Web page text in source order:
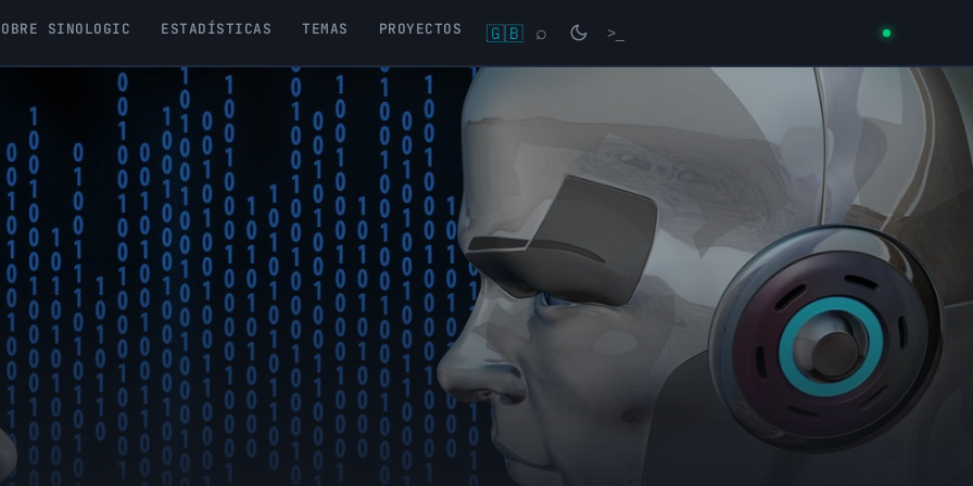
SINOLOGIC ESTADÍSTICAS TEMAS PROYECTOS 🇬🇧 ⌕ >_